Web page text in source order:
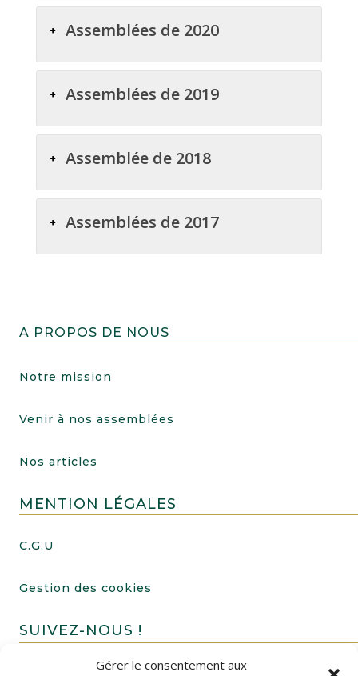
Gérer le consentement aux
Assemblées de 2020
Assemblées de 2019
Assemblée de 2018
Assemblées de 2017
A PROPOS DE NOUS
Notre mission
Venir à nos assemblées
Nos articles
MENTION LÉGALES
C.G.U
Gestion des cookies
SUIVEZ-NOUS !